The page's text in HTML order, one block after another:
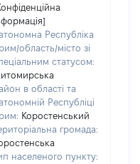
Республіка
область/місто зі
статусом:
в області та
Республіці
Коростенський
громада:
населеного пункту: